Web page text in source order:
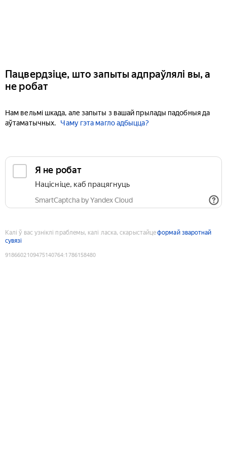
Пацвердзіце, што запыты адпраўлялі вы, а
не робат
Нам вельмі шкада, але запыты з вашай прылады падобныя да
аўтаматычных.
Чаму гэта магло адбыцца?
Я не робат
Націсніце, каб працягнуць
SmartCaptcha by Yandex Cloud
Калі ў вас узніклі праблемы, калі ласка, скарыстайцеформай зваротнай
сувязі
9186602109475140764:1786158480